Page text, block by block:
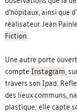
d'hôpitaux, ainsi que
réalisateur Jean
Fiction.
Une autre porte
compte Instagram,
travers son Ipad.
des lieux communs,
plastique; elle capte